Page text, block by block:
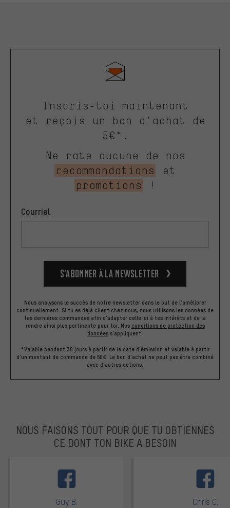
Inscris-toi maintenant
et reçois un bon d'achat de
5€*.
Ne rate aucune de nos
recommandations
et
promotions
!
Courriel
S’abonner à la newsletter
Nous analysons le succès de notre newsletter dans le but de l'améliorer
continuellement. Si tu es déjà client chez nous, nous utilisons les données de
tes dernières commandes afin d'adapter celle-ci à tes intérêts et de la
rendre ainsi plus pertinente pour toi. Nos conditions de protection des
données s'appliquent.
*Valable pendant 30 jours à partir de la date d'émission et valable à partir
d'un montant de commande de 60€. Le bon d'achat ne peut pas être combiné
avec d'autres actions.
NOUS FAISONS TOUT POUR QUE TU OBTIENNES
CE DONT TON BIKE A BESOIN
Guy B. Chris C.